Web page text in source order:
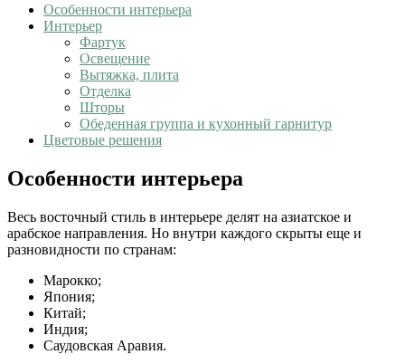
Особенности интерьера
Интерьер
Фартук
Освещение
Вытяжка, плита
Отделка
Шторы
Обеденная группа и кухонный гарнитур
Цветовые решения
Особенности интерьера
Весь восточный стиль в интерьере делят на азиатское и
арабское направления. Но внутри каждого скрыты еще и
разновидности по странам:
Марокко;
Япония;
Китай;
Индия;
Саудовская Аравия.